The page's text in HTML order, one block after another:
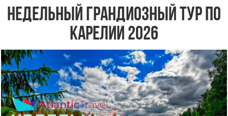
НЕДЕЛЬНЫЙ ГРАНДИОЗНЫЙ ТУР ПО
КАРЕЛИИ 2026